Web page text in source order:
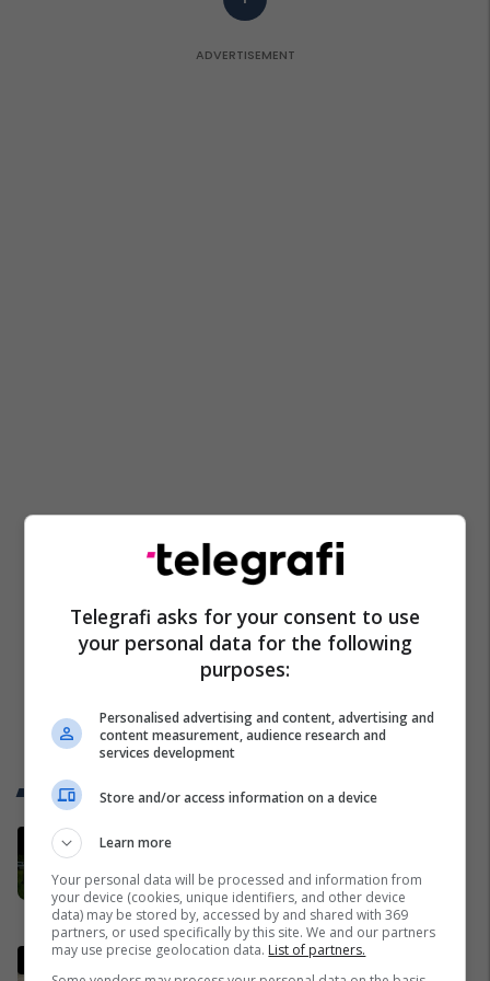
Trend Telegrafi
16 fëmijë të mbajtur të mbyllur në
shpëtohen - tani ata i pret një sfidë
e madhe
Amerika
Varrimi më i madh në histori?
Telegrafi asks for your consent to use
your personal data for the following
purposes:
Personalised advertising and content, advertising and
content measurement, audience research and
services development
Store and/or access information on a device
Learn more
Your personal data will be processed and information from
your device (cookies, unique identifiers, and other device
data) may be stored by, accessed by and shared with 369
partners, or used specifically by this site. We and our partners
may use precise geolocation data. List of partners.